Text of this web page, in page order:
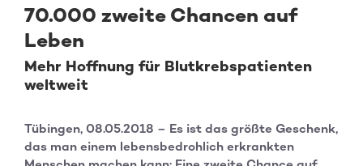
70.000 zweite Chancen auf
Leben
Mehr Hoffnung für Blutkrebspatienten
weltweit
Tübingen, 08.05.2018 – Es ist das größte Geschenk,
das man einem lebensbedrohlich erkrankten